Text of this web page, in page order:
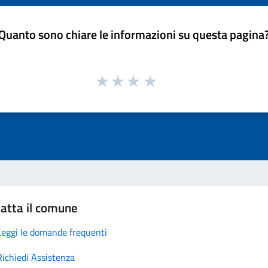
sono chiare le informazioni su questa
il comune
le domande frequenti
Assistenza